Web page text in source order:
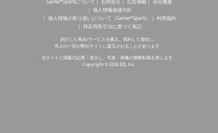
個人情報保護方針
個人情報の取り扱いについて（Game*Spark）
利用規約
特定商取引法に基づく表記
紹介した商品/サービスを購入、契約した場合に、
売上の一部が弊社サイトに還元されることがあります。
当サイトに掲載の記事・見出し・写真・画像の無断転載を禁じます。
Copyright © 2026 IID, Inc.